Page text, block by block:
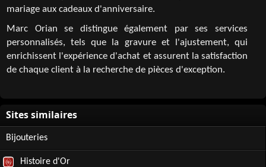
mariage aux cadeaux d'anniversaire.
Marc Orian se distingue également par ses services
personnalisés, tels que la gravure et l'ajustement, qui
enrichissent l'expérience d'achat et assurent la satisfaction
de chaque client à la recherche de pièces d'exception.
Bijouteries
Histoire d'Or